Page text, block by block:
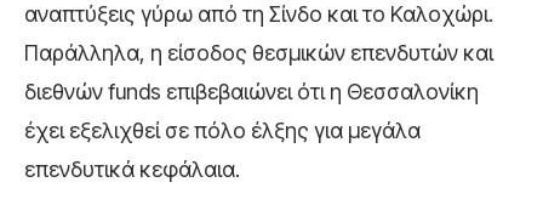
αναπτύξεις γύρω από τη Σίνδο και το Καλοχώρι.
Παράλληλα, η είσοδος θεσμικών επενδυτών και
διεθνών funds επιβεβαιώνει ότι η Θεσσαλονίκη
έχει εξελιχθεί σε πόλο έλξης για μεγάλα
επενδυτικά κεφάλαια.